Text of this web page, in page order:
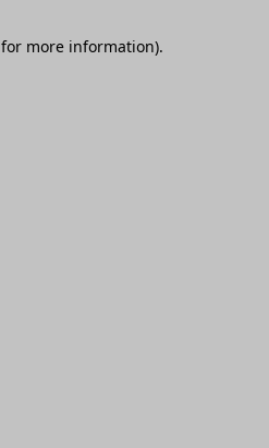
for more information).